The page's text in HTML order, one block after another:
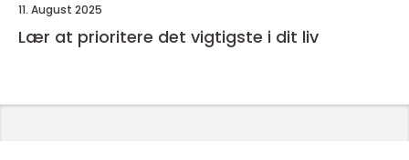
11. August 2025
Lær at prioritere det vigtigste i dit liv